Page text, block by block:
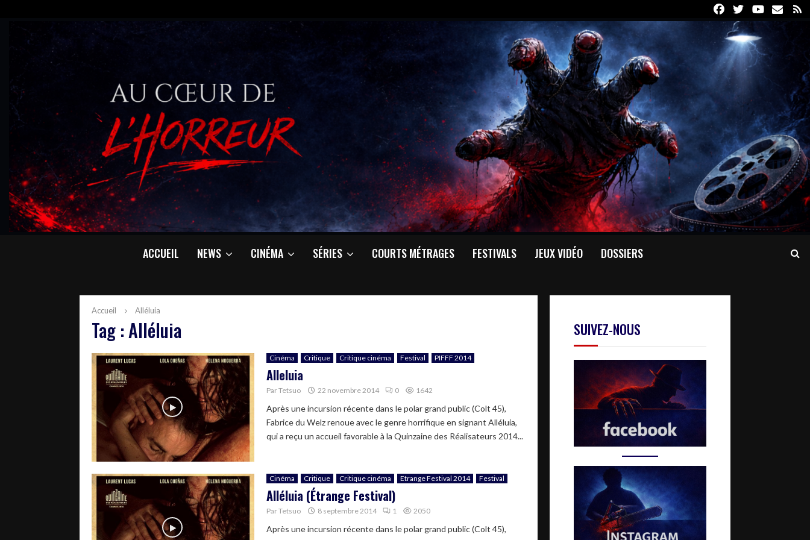
FacebookTwitterYoutube
Email
ACCUEIL NEWS CINÉMA SÉRIES COURTS MÉTRAGES FESTIVALS JEUX VIDÉO DOSSIERS
Accueil Alléluia
Tag : Alléluia
Cinéma Critique Critique cinéma Festival PIFFF 2014
Alleluia
ParTetsuo 22 novembre 2014 0 1642
Après une incursion récente dans le polar grand public (Colt 45),
Fabrice du Welz renoue avec le genre horrifique en signant Alléluia,
qui a reçu un accueil favorable à la Quinzaine des Réalisateurs 2014...
Cinéma Critique Critique cinéma Etrange Festival 2014 Festival
Alléluia (Étrange Festival)
ParTetsuo 8 septembre 2014 1 2050
Après une incursion récente dans le polar grand public (Colt 45),
SUIVEZ-NOUS